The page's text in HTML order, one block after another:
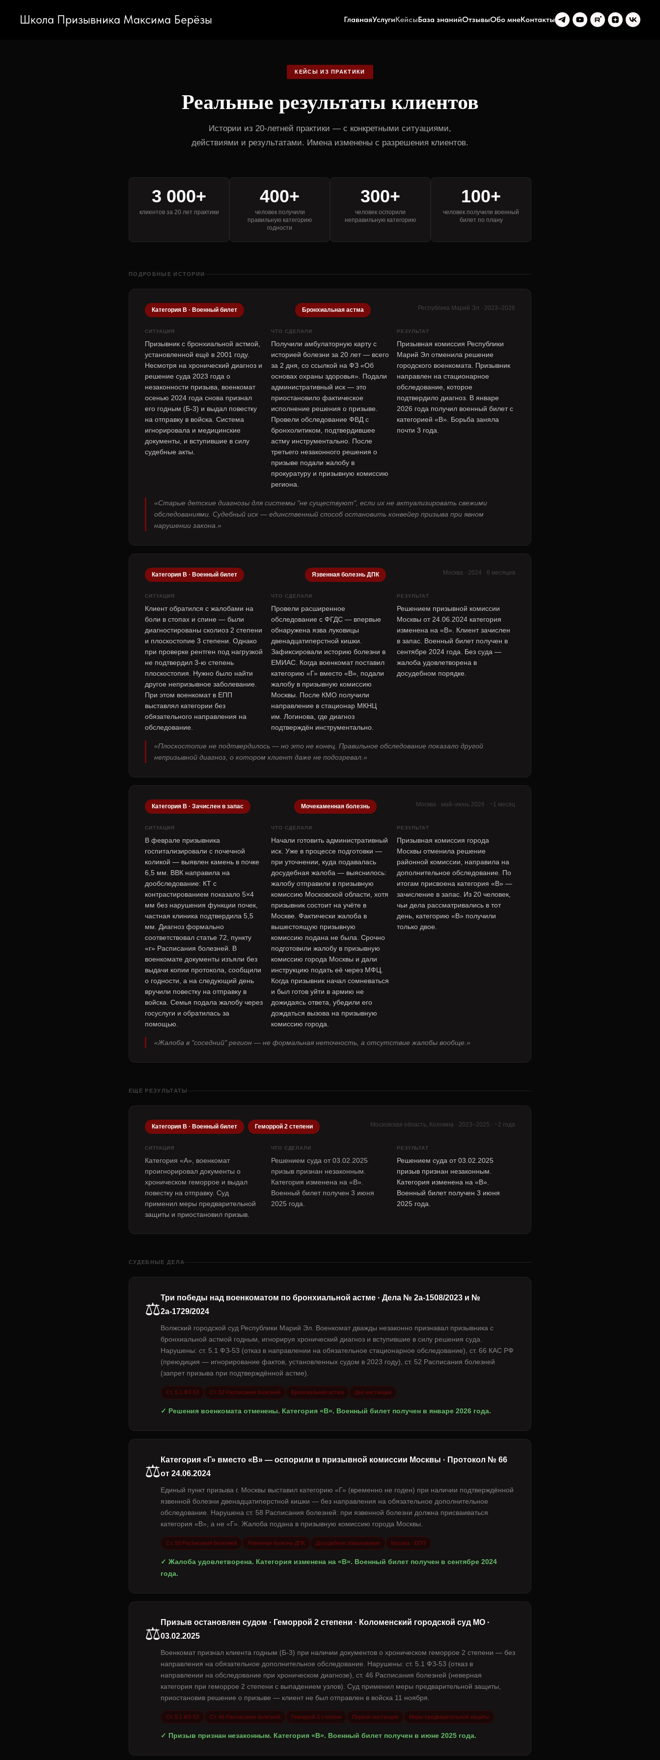
Школа Призывника Максима Берёзы ГлавнаяУслугиКейсыБаза знанийОтзывыОбо мнеКонтакты
КЕЙСЫ ИЗ ПРАКТИКИ
Реальные результаты клиентов
Истории из 20-летней практики — с конкретными ситуациями,
действиями и результатами. Имена изменены с разрешения клиентов.
3 000+
клиентов за 20 лет практики
400+
человек получили
правильную категорию
годности
300+
человек оспорили
неправильную категорию
100+
человек получили военный
билет по плану
ПОДРОБНЫЕ ИСТОРИИ
Категория В · Военный билет Бронхиальная астма Республика Марий Эл · 2023–2026
СИТУАЦИЯ
Призывник с бронхиальной астмой,
установленной ещё в 2001 году.
Несмотря на хронический диагноз и
решение суда 2023 года о
незаконности призыва, военкомат
осенью 2024 года снова признал
его годным (Б-3) и выдал повестку
на отправку в войска. Система
игнорировала и медицинские
документы, и вступившие в силу
судебные акты.
ЧТО СДЕЛАЛИ
Получили амбулаторную карту с
историей болезни за 20 лет — всего
за 2 дня, со ссылкой на ФЗ «Об
основах охраны здоровья». Подали
административный иск — это
приостановило фактическое
исполнение решения о призыве.
Провели обследование ФВД с
бронхолитиком, подтвердившее
астму инструментально. После
третьего незаконного решения о
призыве подали жалобу в
прокуратуру и призывную комиссию
региона.
РЕЗУЛЬТАТ
Призывная комиссия Республики
Марий Эл отменила решение
городского военкомата. Призывник
направлен на стационарное
обследование, которое
подтвердило диагноз. В январе
2026 года получил военный билет с
категорией «В». Борьба заняла
почти 3 года.
«Старые детские диагнозы для системы "не существуют", если их не актуализировать свежими
обследованиями. Судебный иск — единственный способ остановить конвейер призыва при явном
нарушении закона.»
Категория В · Военный билет Язвенная болезнь ДПК Москва · 2024 · 6 месяцев
СИТУАЦИЯ
Клиент обратился с жалобами на
боли в стопах и спине — были
диагностированы сколиоз 2 степени
и плоскостопие 3 степени. Однако
при проверке рентген под нагрузкой
не подтвердил 3-ю степень
плоскостопия. Нужно было найти
другое непризывное заболевание.
При этом военкомат в ЕПП
выставлял категории без
обязательного направления на
обследование.
ЧТО СДЕЛАЛИ
Провели расширенное
обследование с ФГДС — впервые
обнаружена язва луковицы
двенадцатиперстной кишки.
Зафиксировали историю болезни в
ЕМИАС. Когда военкомат поставил
категорию «Г» вместо «В», подали
жалобу в призывную комиссию
Москвы. После КМО получили
направление в стационар МКНЦ
им. Логинова, где диагноз
подтверждён инструментально.
РЕЗУЛЬТАТ
Решением призывной комиссии
Москвы от 24.06.2024 категория
изменена на «В». Клиент зачислен
в запас. Военный билет получен в
сентябре 2024 года. Без суда —
жалоба удовлетворена в
досудебном порядке.
«Плоскостопие не подтвердилось — но это не конец. Правильное обследование показало другой
непризывной диагноз, о котором клиент даже не подозревал.»
Категория В · Зачислен в запас Мочекаменная болезнь Москва · май–июнь 2026 · ~1 месяц
СИТУАЦИЯ
В феврале призывника
госпитализировали с почечной
коликой — выявлен камень в почке
6,5 мм. ВВК направила на
дообследование: КТ с
контрастированием показало 5×4
мм без нарушения функции почек,
частная клиника подтвердила 5,5
мм. Диагноз формально
соответствовал статье 72, пункту
«г» Расписания болезней. В
военкомате документы изъяли без
выдачи копии протокола, сообщили
о годности, а на следующий день
вручили повестку на отправку в
войска. Семья подала жалобу через
госуслуги и обратилась за
помощью.
ЧТО СДЕЛАЛИ
Начали готовить административный
иск. Уже в процессе подготовки —
при уточнении, куда подавалась
досудебная жалоба — выяснилось:
жалобу отправили в призывную
комиссию Московской области, хотя
призывник состоит на учёте в
Москве. Фактически жалоба в
вышестоящую призывную
комиссию подана не была. Срочно
подготовили жалобу в призывную
комиссию города Москвы и дали
инструкцию подать её через МФЦ.
Когда призывник начал сомневаться
и был готов уйти в армию не
дожидаясь ответа, убедили его
дождаться вызова на призывную
комиссию города.
РЕЗУЛЬТАТ
Призывная комиссия города
Москвы отменила решение
районной комиссии, направила на
дополнительное обследование. По
итогам присвоена категория «В» —
зачисление в запас. Из 20 человек,
чьи дела рассматривались в тот
день, категорию «В» получили
только двое.
«Жалоба в "соседний" регион — не формальная неточность, а отсутствие жалобы вообще.»
ЕЩЁ РЕЗУЛЬТАТЫ
Категория В · Военный билет Геморрой 2 степени Московская область, Коломна · 2023–2025 · ~2 года
СИТУАЦИЯ
Категория «А», военкомат
проигнорировал документы о
хроническом геморрое и выдал
повестку на отправку. Суд
применил меры предварительной
защиты и приостановил призыв.
ЧТО СДЕЛАЛИ
Решением суда от 03.02.2025
призыв признан незаконным.
Категория изменена на «В».
Военный билет получен 3 июня
2025 года.
РЕЗУЛЬТАТ
Решением суда от 03.02.2025
призыв признан незаконным.
Категория изменена на «В».
Военный билет получен 3 июня
2025 года.
СУДЕБНЫЕ ДЕЛА
⚖️Три победы над военкоматом по бронхиальной астме · Дела № 2а-1508/2023 и №
2а-1729/2024
Волжский городской суд Республики Марий Эл. Военкомат дважды незаконно признавал призывника с
бронхиальной астмой годным, игнорируя хронический диагноз и вступившие в силу решения суда.
Нарушены: ст. 5.1 ФЗ-53 (отказ в направлении на обязательное стационарное обследование), ст. 66 КАС РФ
(преюдиция — игнорирование фактов, установленных судом в 2023 году), ст. 52 Расписания болезней
(запрет призыва при подтверждённой астме).
Ст. 5.1 ФЗ-53 Ст. 52 Расписания болезней Бронхиальная астма Две инстанции
✓ Решения военкомата отменены. Категория «В». Военный билет получен в январе 2026 года.
⚖️ Категория «Г» вместо «В» — оспорили в призывной комиссии Москвы · Протокол № 66
от 24.06.2024
Единый пункт призыва г. Москвы выставил категорию «Г» (временно не годен) при наличии подтверждённой
язвенной болезни двенадцатиперстной кишки — без направления на обязательное дополнительное
обследование. Нарушена ст. 58 Расписания болезней: при язвенной болезни должна присваиваться
категория «В», а не «Г». Жалоба подана в призывную комиссию города Москвы.
Ст. 58 Расписания болезней Язвенная болезнь ДПК Досудебное обжалование Москва · ЕПП
✓ Жалоба удовлетворена. Категория изменена на «В». Военный билет получен в сентябре 2024
года.
⚖️ Призыв остановлен судом · Геморрой 2 степени · Коломенский городской суд МО ·
03.02.2025
Военкомат признал клиента годным (Б-3) при наличии документов о хроническом геморрое 2 степени — без
направления на обязательное дополнительное обследование. Нарушены: ст. 5.1 ФЗ-53 (отказ в
направлении на обследование при хроническом диагнозе), ст. 46 Расписания болезней (неверная
категория при геморрое 2 степени с выпадением узлов). Суд применил меры предварительной защиты,
приостановив решение о призыве — клиент не был отправлен в войска 11 ноября.
Ст. 5.1 ФЗ-53 Ст. 46 Расписания болезней Геморрой 2 степени Первая инстанция Меры предварительной защиты
✓ Призыв признан незаконным. Категория «В». Военный билет получен в июне 2025 года.